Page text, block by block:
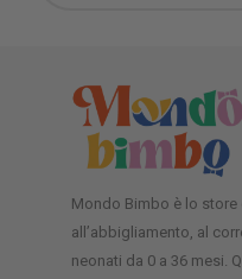
Mondo Bimbo è lo
all’abbigliamento, al
neonati da 0 a 36 mesi.